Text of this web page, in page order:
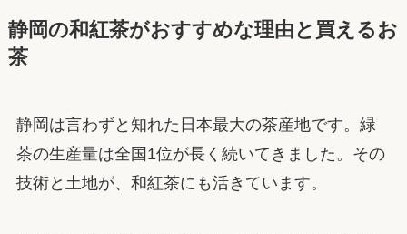
静岡の和紅茶がおすすめな理由と買えるお
茶
静岡は言わずと知れた日本最大の茶産地です。緑
茶の生産量は全国1位が長く続いてきました。その
技術と土地が、和紅茶にも活きています。